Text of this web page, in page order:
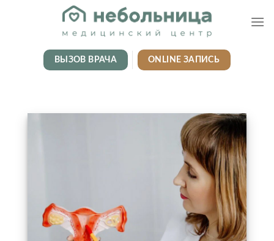
ВЫЗОВ ВРАЧА ONLINE ЗАПИСЬ